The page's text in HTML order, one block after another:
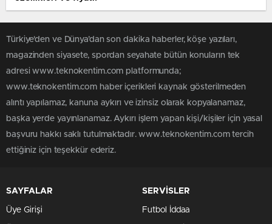
Türkiye'den ve Dünya’dan son dakika haberler, köşe yazıları,
magazinden siyasete, spordan seyahate bütün konuların tek
adresi www.teknokentim.com platformunda;
www.teknokentim.com haber içerikleri kaynak gösterilmeden
alıntı yapılamaz, kanuna aykırı ve izinsiz olarak kopyalanamaz,
başka yerde yayınlanamaz. Aykırı işlem yapan kişi/kişiler için yasal
başvuru hakkı saklı tutulmaktadır. www.teknokentim.com tercih
ettiğiniz için teşekkür ederiz.
SAYFALAR
Üye Girişi
SERVİSLER
Futbol İddaa